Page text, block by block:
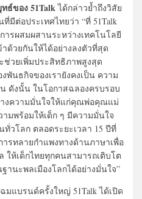
ธ์ของ 51Talkได้กล่าวย้ำถึงวิสัย
ต่อประเทศไทยว่า “ที่ 51Talk
ารผสมผสานระหว่างเทคโนโลยี
ด้วยกันให้ได้อย่างลงตัวที่สุด
ช่วยเพิ่มประสิทธิภาพสูงสุด
พันธกิจของเรายังคงเป็น ความ
ดังนั้น ในโอกาสฉลองครบรอบ
างความมั่นใจให้แก่คุณพ่อคุณแม่
มพร้อมให้เด็ก ๆ มีความมั่นใจ
วโลก ตลอดระยะเวลา 15 ปีที่
รทลายกำแพงทางด้านภาษาเพื่อ
ให้เด็กไทยทุกคนสามารถเติบโต
านะพลเมืองโลกได้อย่างมั่นใจ”
มแบรนด์ครั้งใหญ่ 51Talk ได้เปิด